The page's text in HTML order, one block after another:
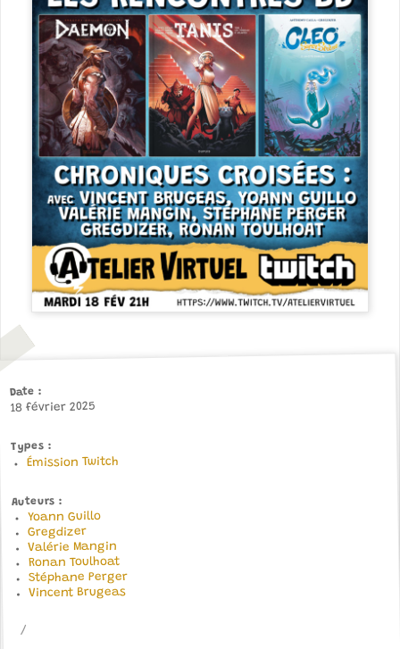
Date
18 février 2025
Types
Émission Twitch
Auteurs
Yoann Guillo
Gregdizer
Valérie Mangin
Ronan Toulhoat
Stéphane Perger
Vincent Brugeas